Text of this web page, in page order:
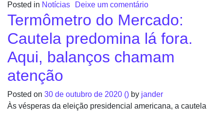
Posted in Notícias Deixe um comentário
Termômetro do Mercado:
Cautela predomina lá fora.
Aqui, balanços chamam
atenção
Posted on 30 de outubro de 2020 () by jander
Às vésperas da eleição presidencial americana, a cautela